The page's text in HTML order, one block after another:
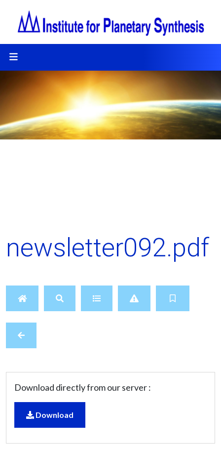
newsletter092.pdf
Download directly from our server :
Download